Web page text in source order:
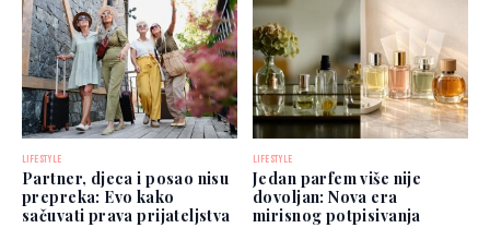
LIFESTYLE
Partner, djeca i posao nisu
prepreka: Evo kako
sačuvati prava prijateljstva
LIFESTYLE
Jedan parfem više nije
dovoljan: Nova era
mirisnog potpisivanja